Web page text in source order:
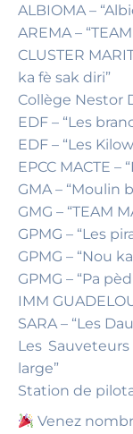
ALBIOMA –
AREMA –
CLUSTER
ka fè sak diri”
Collège Nestor
EDF – “Les
EDF – “Les
EPCC MACTE –
GMA – “Moulin
GMG – “TEAM
GPMG – “Les
GPMG – “Nou
GPMG – “Pa
IMM
SARA – “Les
Les
large”
Station de
Venez